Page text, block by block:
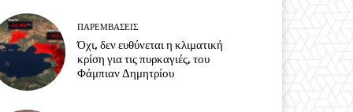
ΠΑΡΕΜΒΑΣΕΙΣ
Όχι, δεν ευθύνεται η κλιματική
κρίση για τις πυρκαγιές, του
Φάμπιαν Δημητρίου